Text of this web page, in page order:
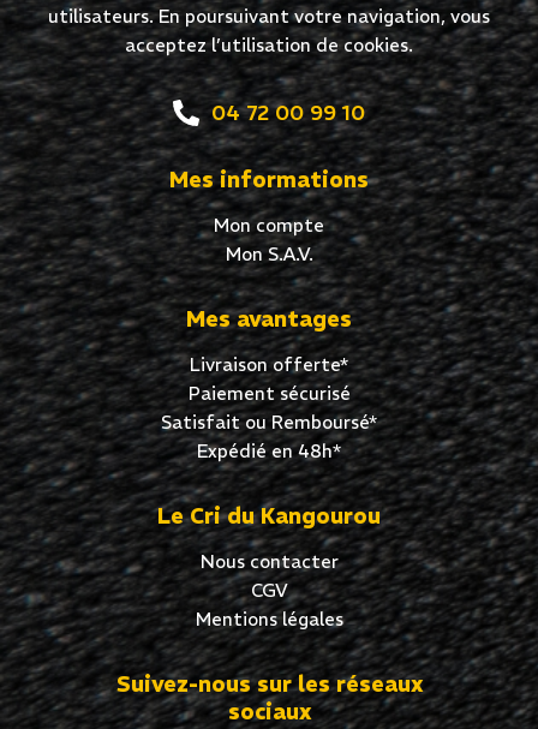
utilisateurs. En poursuivant votre navigation, vous
acceptez l’utilisation de cookies.
04 72 00 99 10
Mes informations
Mon compte
Mon S.A.V.
Mes avantages
Livraison offerte*
Paiement sécurisé
Satisfait ou Remboursé*
Expédié en 48h*
Le Cri du Kangourou
Nous contacter
CGV
Mentions légales
Suivez-nous sur les réseaux
sociaux